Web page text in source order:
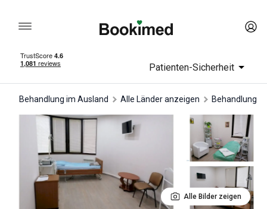
Patienten-Sicherheit
Behandlung im Ausland Alle Länder anzeigen Behandlung
Alle Bilder zeigen